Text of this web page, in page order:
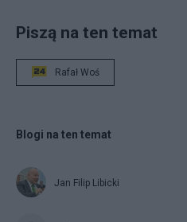
Piszą na ten temat
Rafał Woś
Blogi na ten temat
Jan Filip Libicki